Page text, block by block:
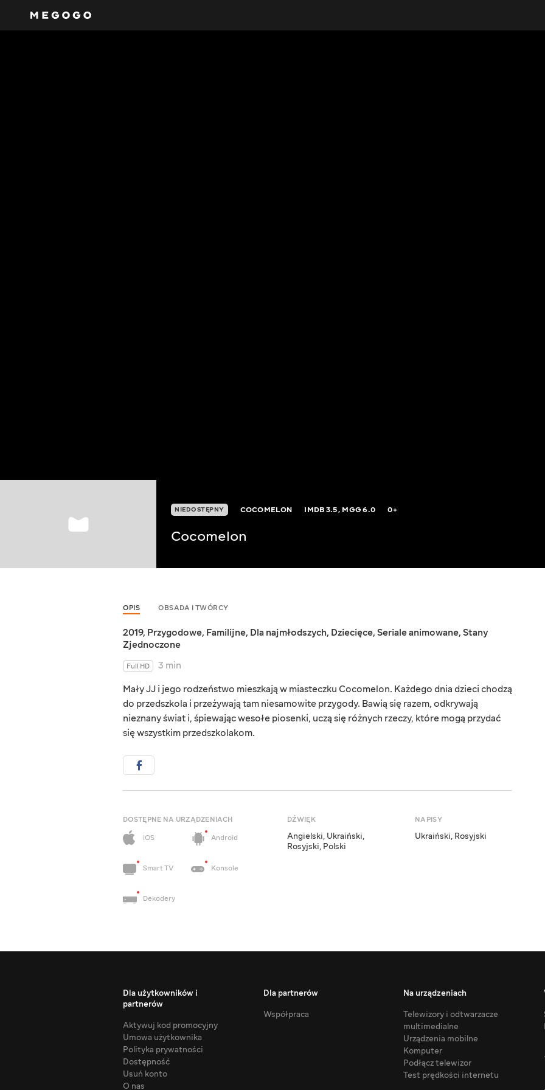
NIEDOSTĘPNY COCOMELON IMDB3.5, MGG6.0 0+
Cocomelon
OPIS OBSADA I TWÓRCY
2019, Przygodowe, Familijne, Dla najmłodszych, Dziecięce, Seriale animowane, Stany
Zjednoczone
Full HD
3 min
Mały JJ i jego rodzeństwo mieszkają w miasteczku Cocomelon. Każdego dnia dzieci chodzą
do przedszkola i przeżywają tam niesamowite przygody. Bawią się razem, odkrywają
nieznany świat i, śpiewając wesołe piosenki, uczą się różnych rzeczy, które mogą przydać
się wszystkim przedszkolakom.
DOSTĘPNE NA URZĄDZENIACH
iOS
Android
Smart TV Konsole
Dekodery
DŹWIĘK
Angielski, Ukraiński,
Rosyjski, Polski
NAPISY
Ukraiński, Rosyjski
Dla użytkowników i
partnerów
Aktywuj kod promocyjny
Umowa użytkownika
Polityka prywatności
Dostępność
Usuń konto
O nas
Dla partnerów
Współpraca
Na urządzeniach
Telewizory i odtwarzacze
multimedialne
Urządzenia mobilne
Komputer
Podłącz telewizor
Test prędkości internetu